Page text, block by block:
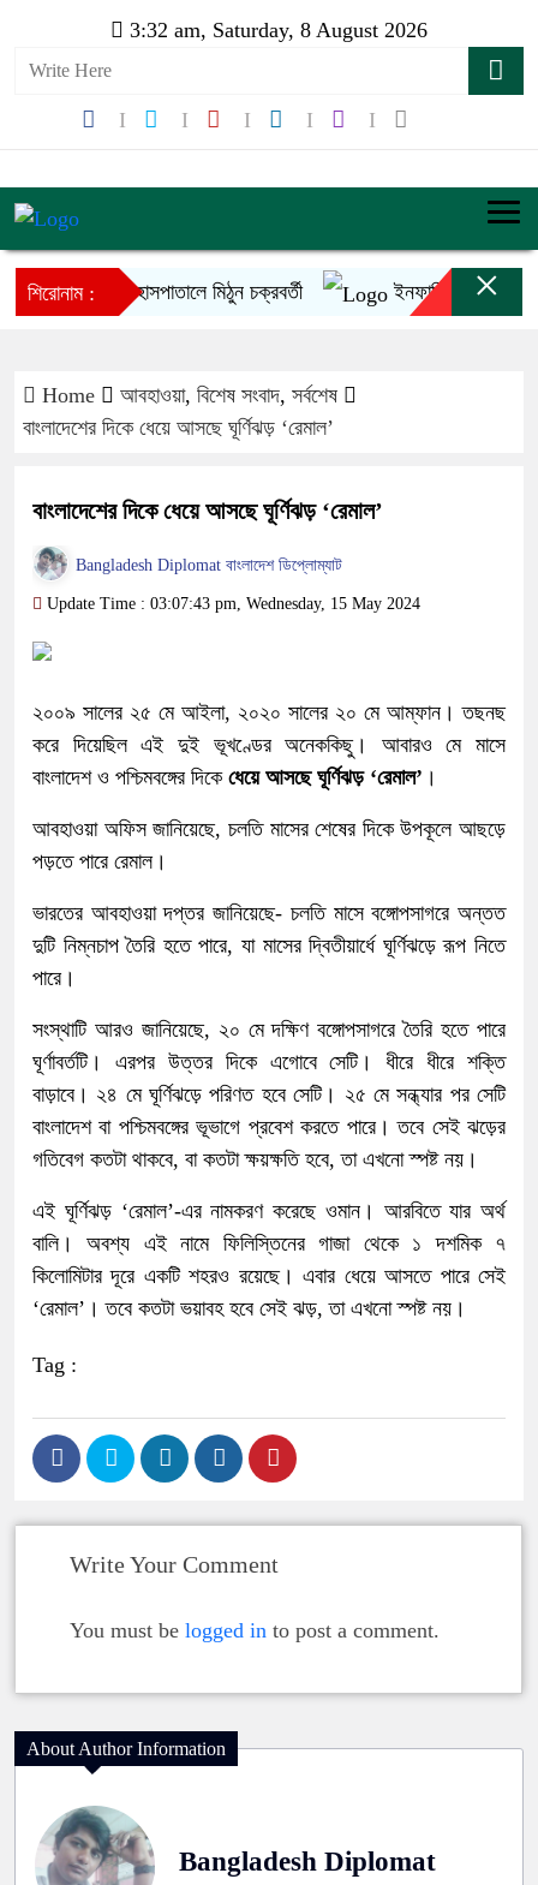
3:32 am, Saturday, 8 August 2026
শিরোনাম : হাসপাতালে মিঠুন চক্রবর্তী ইনফান্তিনোর ×
Home আবহাওয়া, বিশেষ সংবাদ, সর্বশেষ
বাংলাদেশের দিকে ধেয়ে আসছে ঘূর্ণিঝড় ‘রেমাল’
বাংলাদেশের দিকে ধেয়ে আসছে ঘূর্ণিঝড় ‘রেমাল’
Bangladesh Diplomat বাংলাদেশ ডিপ্লোম্যাট
Update Time : 03:07:43 pm, Wednesday, 15 May 2024
২০০৯ সালের ২৫ মে আইলা, ২০২০ সালের ২০ মে আম্ফান। তছনছ
করে দিয়েছিল এই দুই ভূখণ্ডের অনেককিছু। আবারও মে মাসে
বাংলাদেশ ও পশ্চিমবঙ্গের দিকে ধেয়ে আসছে ঘূর্ণিঝড় ‘রেমাল’ ।
আবহাওয়া অফিস জানিয়েছে, চলতি মাসের শেষের দিকে উপকূলে আছড়ে
পড়তে পারে রেমাল।
ভারতের আবহাওয়া দপ্তর জানিয়েছে- চলতি মাসে বঙ্গোপসাগরে অন্তত
দুটি নিম্নচাপ তৈরি হতে পারে, যা মাসের দ্বিতীয়ার্ধে ঘূর্ণিঝড়ে রূপ নিতে
পারে।
সংস্থাটি আরও জানিয়েছে, ২০ মে দক্ষিণ বঙ্গোপসাগরে তৈরি হতে পারে
ঘূর্ণাবর্তটি। এরপর উত্তর দিকে এগোবে সেটি। ধীরে ধীরে শক্তি
বাড়াবে। ২৪ মে ঘূর্ণিঝড়ে পরিণত হবে সেটি। ২৫ মে সন্ধ্যার পর সেটি
বাংলাদেশ বা পশ্চিমবঙ্গের ভূভাগে প্রবেশ করতে পারে। তবে সেই ঝড়ের
গতিবেগ কতটা থাকবে, বা কতটা ক্ষয়ক্ষতি হবে, তা এখনো স্পষ্ট নয়।
এই ঘূর্ণিঝড় ‘রেমাল’-এর নামকরণ করেছে ওমান। আরবিতে যার অর্থ
বালি। অবশ্য এই নামে ফিলিস্তিনের গাজা থেকে ১ দশমিক ৭
কিলোমিটার দূরে একটি শহরও রয়েছে। এবার ধেয়ে আসতে পারে সেই
‘রেমাল’। তবে কতটা ভয়াবহ হবে সেই ঝড়, তা এখনো স্পষ্ট নয়।
Tag :
Write Your Comment
You must be logged in to post a comment.
About Author Information
Bangladesh Diplomat